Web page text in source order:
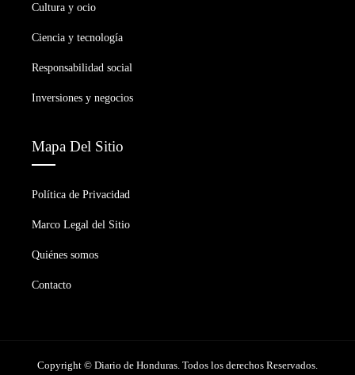
Cultura y ocio
Ciencia y tecnología
Responsabilidad social
Inversiones y negocios
Mapa Del Sitio
Política de Privacidad
Marco Legal del Sitio
Quiénes somos
Contacto
Copyright © Diario de Honduras. Todos los derechos Reservados.